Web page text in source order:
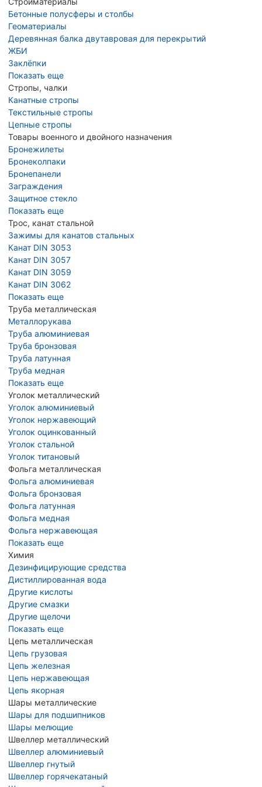
Бетонные полусферы и столбы
Геоматериалы
Деревянная балка двутавровая для перекрытий
ЖБИ
Заклёпки
Показать еще
Стропы, чалки
Канатные стропы
Текстильные стропы
Цепные стропы
Товары военного и двойного назначения
Бронежилеты
Бронеколпаки
Бронепанели
Заграждения
Защитное стекло
Показать еще
Трос, канат стальной
Зажимы для канатов стальных
Канат DIN 3053
Канат DIN 3057
Канат DIN 3059
Канат DIN 3062
Показать еще
Труба металлическая
Металлорукава
Труба алюминиевая
Труба бронзовая
Труба латунная
Труба медная
Показать еще
Уголок металлический
Уголок алюминиевый
Уголок нержавеющий
Уголок оцинкованный
Уголок стальной
Уголок титановый
Фольга металлическая
Фольга алюминиевая
Фольга бронзовая
Фольга латунная
Фольга медная
Фольга нержавеющая
Показать еще
Химия
Дезинфицирующие средства
Дистиллированная вода
Другие кислоты
Другие смазки
Другие щелочи
Показать еще
Цепь металлическая
Цепь грузовая
Цепь железная
Цепь нержавеющая
Цепь якорная
Шары металлические
Шары для подшипников
Шары мелющие
Швеллер металлический
Швеллер алюминиевый
Швеллер гнутый
Швеллер горячекатаный